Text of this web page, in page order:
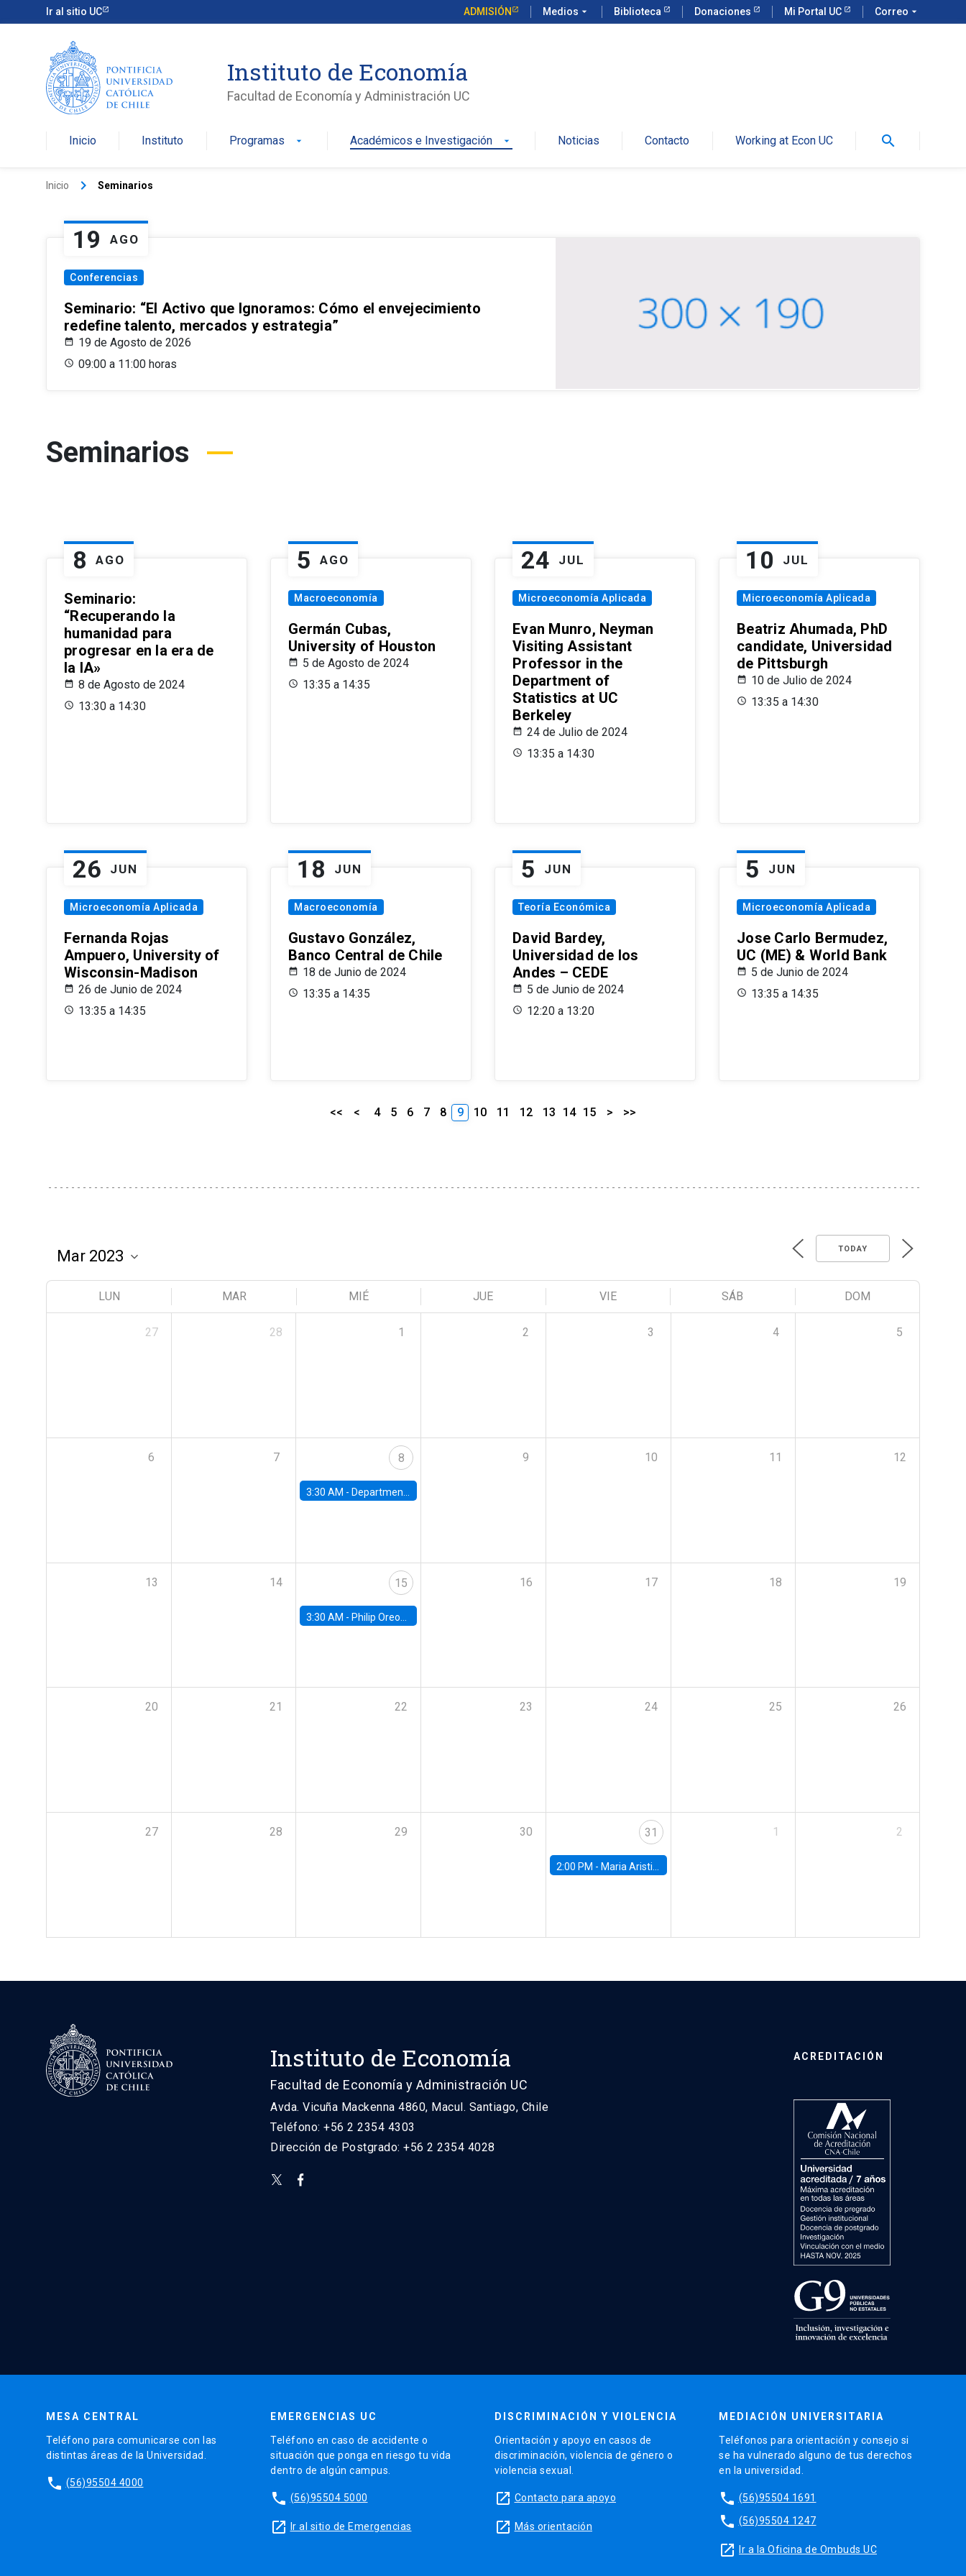
Ir al sitio UC ADMISIÓN Medios arrow_drop_down Biblioteca Donaciones Mi Portal UC Correo arrow_drop_down
Instituto de Economía
Facultad de Economía y Administración UC
Inicio Instituto Programas arrow_drop_down Académicos e Investigación arrow_drop_down Noticias Contacto Working at Econ UC search
Inicio keyboard_arrow_right Seminarios
19 AGO
Conferencias
Seminario: “El Activo que Ignoramos: Cómo el envejecimiento
redefine talento, mercados y estrategia”
19 de Agosto de 2026
09:00 a 11:00 horas
Seminarios
8 AGO
Seminario:
“Recuperando la
humanidad para
progresar en la era de
la IA»
8 de Agosto de 2024
13:30 a 14:30
5 AGO
Macroeconomía
Germán Cubas,
University of Houston
5 de Agosto de 2024
13:35 a 14:35
24 JUL
Microeconomía Aplicada
Evan Munro, Neyman
Visiting Assistant
Professor in the
Department of
Statistics at UC
Berkeley
24 de Julio de 2024
13:35 a 14:30
10 JUL
Microeconomía Aplicada
Beatriz Ahumada, PhD
candidate, Universidad
de Pittsburgh
10 de Julio de 2024
13:35 a 14:30
26 JUN
Microeconomía Aplicada
Fernanda Rojas
Ampuero, University of
Wisconsin-Madison
26 de Junio de 2024
13:35 a 14:35
18 JUN
Macroeconomía
Gustavo González,
Banco Central de Chile
18 de Junio de 2024
13:35 a 14:35
5 JUN
Teoría Económica
David Bardey,
Universidad de los
Andes – CEDE
5 de Junio de 2024
12:20 a 13:20
5 JUN
Microeconomía Aplicada
Jose Carlo Bermudez,
UC (ME) & World Bank
5 de Junio de 2024
13:35 a 14:35
<< < 4 5 6 7 8 9 10 11 12 13 14 15 > >>
TODAY
LUN MAR MIÉ JUE VIE SÁB DOM
27 28 1 2 3 4 5
6 7 8
3:30 AM - Department Seminar: James Robinson
9 10 11 12
13 14 15
3:30 AM - Philip Oreopolous, University of Toronto
16 17 18 19
20 21 22 23 24 25 26
27 28 29 30 31
2:00 PM - Maria Aristizabal-Ramirez, FED Board
1 2
Instituto de Economía
Facultad de Economía y Administración UC
Avda. Vicuña Mackenna 4860, Macul. Santiago, Chile
Teléfono: +56 2 2354 4303
Dirección de Postgrado: +56 2 2354 4028
ACREDITACIÓN
MESA CENTRAL
Teléfono para comunicarse con las
distintas áreas de la Universidad.
phone (56)95504 4000
EMERGENCIAS UC
Teléfono en caso de accidente o
situación que ponga en riesgo tu vida
dentro de algún campus.
phone (56)95504 5000
launch Ir al sitio de Emergencias
DISCRIMINACIÓN Y VIOLENCIA
Orientación y apoyo en casos de
discriminación, violencia de género o
violencia sexual.
launch Contacto para apoyo
launch Más orientación
MEDIACIÓN UNIVERSITARIA
Teléfonos para orientación y consejo si
se ha vulnerado alguno de tus derechos
en la universidad.
phone (56)95504 1691
phone (56)95504 1247
launch Ir a la Oficina de Ombuds UC